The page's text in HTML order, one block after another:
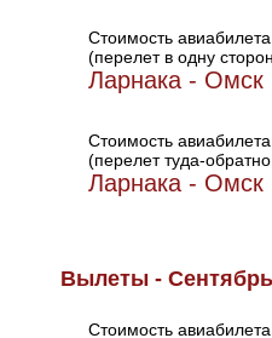
Стоимость
(перелет в одну
Ларнака - Омск
Стоимость
(перелет туда-
Ларнака - Омск
Вылеты -
Стоимость